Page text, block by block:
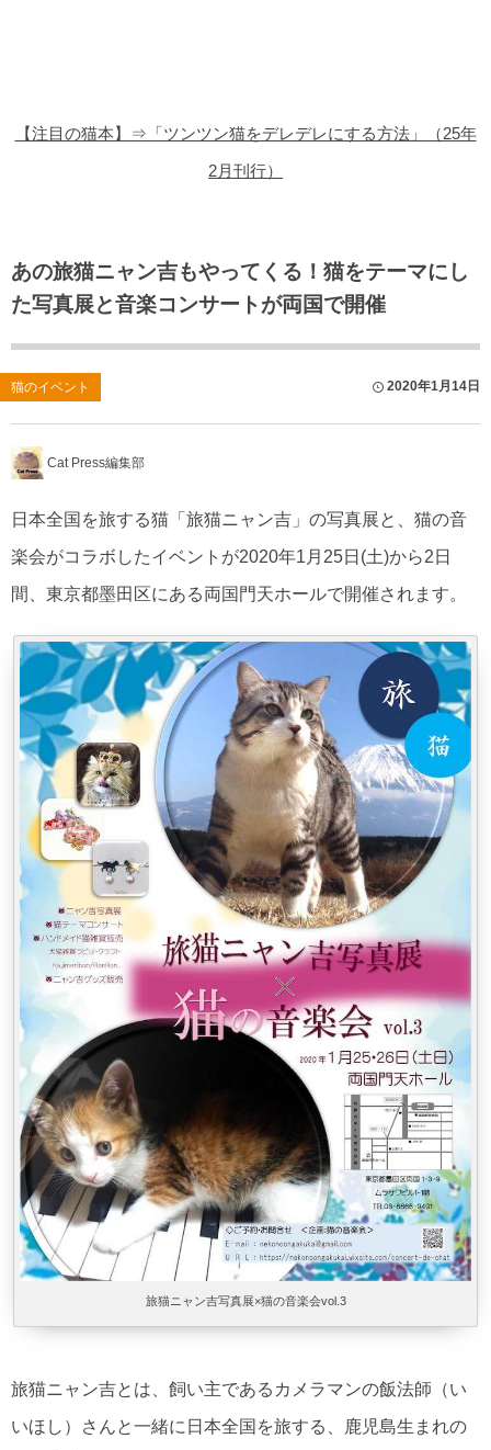
【注目の猫本】⇒「ツンツン猫をデレデレにする方法」（25年
2月刊行）
あの旅猫ニャン吉もやってくる！猫をテーマにし
た写真展と音楽コンサートが両国で開催
猫のイベント 2020年1月14日
Cat Press編集部
日本全国を旅する猫「旅猫ニャン吉」の写真展と、猫の音
楽会がコラボしたイベントが2020年1月25日(土)から2日
間、東京都墨田区にある両国門天ホールで開催されます。
旅猫ニャン吉写真展×猫の音楽会vol.3
旅猫ニャン吉とは、飼い主であるカメラマンの飯法師（い
いほし）さんと一緒に日本全国を旅する、鹿児島生まれの
猫のゲーム・アプリ
猫のフリー写真素材